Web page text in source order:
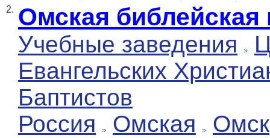
2. Омская библейская
Учебные заведения
Евангельских
Баптистов
Россия
Омская Омск